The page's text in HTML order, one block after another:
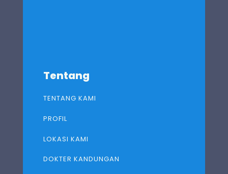
Tentang
TENTANG KAMI
PROFIL
LOKASI KAMI
DOKTER KANDUNGAN